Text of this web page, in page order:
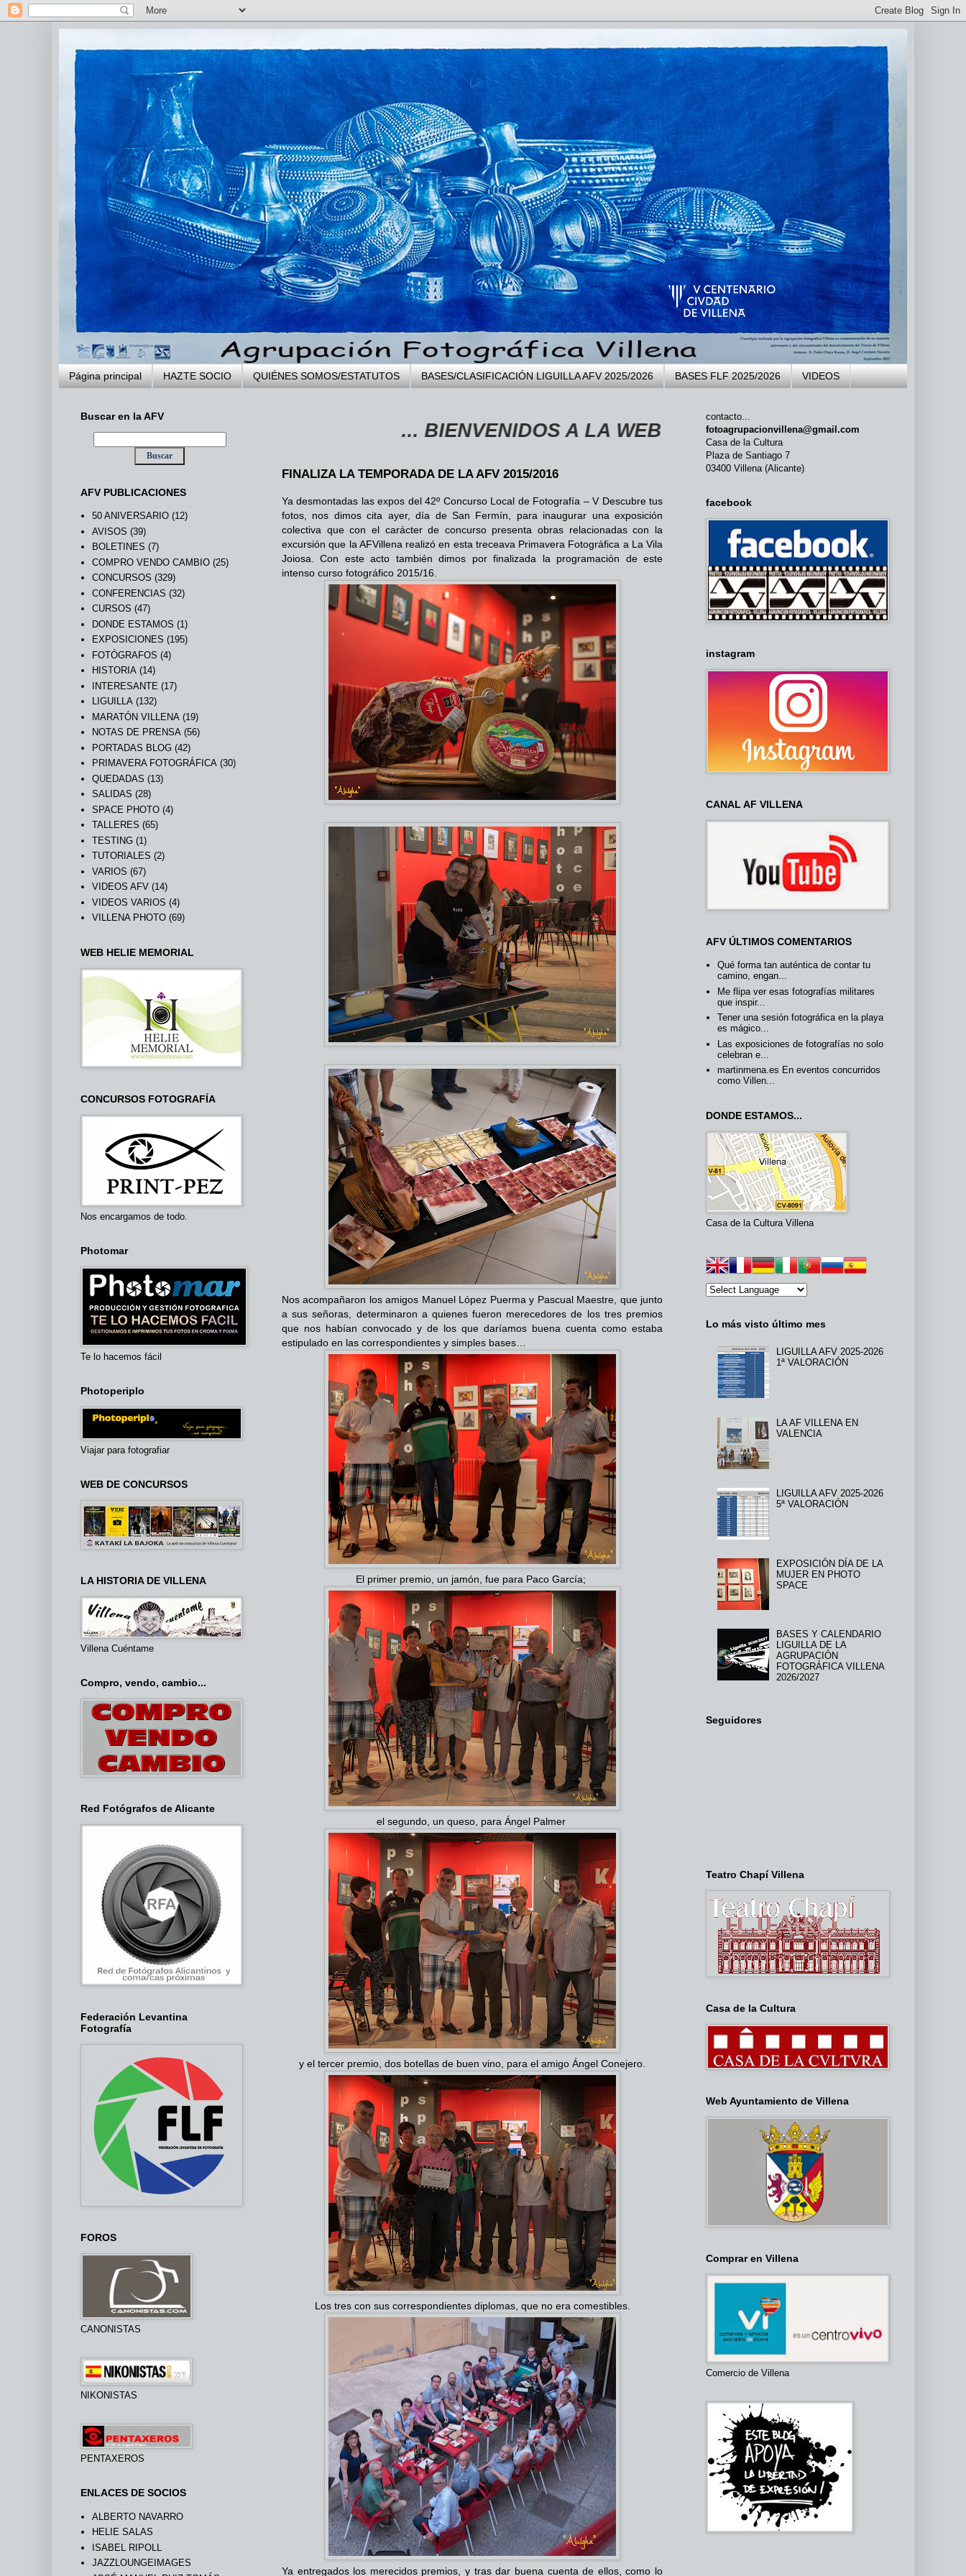
Página principal HAZTE SOCIO QUIÉNES SOMOS/ESTATUTOS BASES/CLASIFICACIÓN LIGUILLA AFV 2025/2026 BASES FLF 2025/2026 VIDEOS
... BIENVENIDOS A LA WEB DE LA AGRUPACIÓN FOTOGRÁFICA
FINALIZA LA TEMPORADA DE LA AFV 2015/2016
Ya desmontadas las expos del 42º Concurso Local de Fotografía – V Descubre tus
fotos, nos dimos cita ayer, día de San Fermín, para inaugurar una exposición
colectiva que con el carácter de concurso presenta obras relacionadas con la
excursión que la AFVillena realizó en esta treceava Primavera Fotográfica a La Vila
Joiosa. Con este acto también dimos por finalizada la programación de este
intenso curso fotográfico 2015/16.
Nos acompañaron los amigos Manuel López Puerma y Pascual Maestre, que junto
a sus señoras, determinaron a quienes fueron merecedores de los tres premios
que nos habían convocado y de los que daríamos buena cuenta como estaba
estipulado en las correspondientes y simples bases…
El primer premio, un jamón, fue para Paco García;
el segundo, un queso, para Ángel Palmer
y el tercer premio, dos botellas de buen vino, para el amigo Ángel Conejero.
Los tres con sus correspondientes diplomas, que no era comestibles.
Ya entregados los merecidos premios, y tras dar buena cuenta de ellos, como lo
Buscar en la AFV
AFV PUBLICACIONES
50 ANIVERSARIO (12)
AVISOS (39)
BOLETINES (7)
COMPRO VENDO CAMBIO (25)
CONCURSOS (329)
CONFERENCIAS (32)
CURSOS (47)
DONDE ESTAMOS (1)
EXPOSICIONES (195)
FOTÓGRAFOS (4)
HISTORIA (14)
INTERESANTE (17)
LIGUILLA (132)
MARATÓN VILLENA (19)
NOTAS DE PRENSA (56)
PORTADAS BLOG (42)
PRIMAVERA FOTOGRÁFICA (30)
QUEDADAS (13)
SALIDAS (28)
SPACE PHOTO (4)
TALLERES (65)
TESTING (1)
TUTORIALES (2)
VARIOS (67)
VIDEOS AFV (14)
VIDEOS VARIOS (4)
VILLENA PHOTO (69)
WEB HELIE MEMORIAL
CONCURSOS FOTOGRAFÍA
Nos encargamos de todo.
Photomar
Te lo hacemos fácil
Photoperiplo
Viajar para fotografiar
WEB DE CONCURSOS
LA HISTORIA DE VILLENA
Villena Cuéntame
Compro, vendo, cambio...
Red Fotógrafos de Alicante
Federación Levantina
Fotografía
FOROS
CANONISTAS
NIKONISTAS
PENTAXEROS
ENLACES DE SOCIOS
ALBERTO NAVARRO
HELIE SALAS
ISABEL RIPOLL
JAZZLOUNGEIMAGES
contacto...
fotoagrupacionvillena@gmail.com
Casa de la Cultura
Plaza de Santiago 7
03400 Villena (Alicante)
facebook
instagram
CANAL AF VILLENA
AFV ÚLTIMOS COMENTARIOS
Qué forma tan auténtica de contar tu
camino, engan...
Me flipa ver esas fotografías militares
que inspir...
Tener una sesión fotográfica en la playa
es mágico...
Las exposiciones de fotografías no solo
celebran e...
martinmena.es En eventos concurridos
como Villen...
DONDE ESTAMOS...
Casa de la Cultura Villena
Lo más visto último mes
LIGUILLA AFV 2025-2026
1ª VALORACIÓN
LA AF VILLENA EN
VALENCIA
LIGUILLA AFV 2025-2026
5ª VALORACIÓN
EXPOSICIÓN DÍA DE LA
MUJER EN PHOTO
SPACE
BASES Y CALENDARIO
LIGUILLA DE LA
AGRUPACIÓN
FOTOGRÁFICA VILLENA
2026/2027
Seguidores
Teatro Chapí Villena
Casa de la Cultura
Web Ayuntamiento de Villena
Comprar en Villena
Comercio de Villena